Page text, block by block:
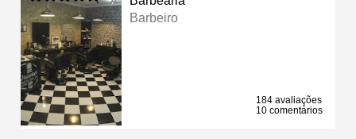
Barbeiro
184 avaliações
10 comentários